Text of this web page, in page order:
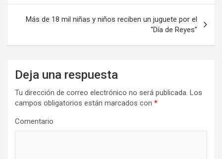
Más de 18 mil niñas y niños reciben un juguete por el
“Día de Reyes”
Deja una respuesta
Tu dirección de correo electrónico no será publicada. Los
campos obligatorios están marcados con *
Comentario